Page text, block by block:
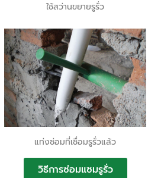
ใช้สว่านขยายรูรั่ว
แท่งซ่อมที่เชื่อมรูรั่วแล้ว
วิธีการซ่อมแซมรูรั่ว